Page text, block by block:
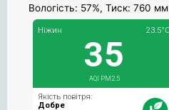
Вологість: 57%, Тиск: 760 мм